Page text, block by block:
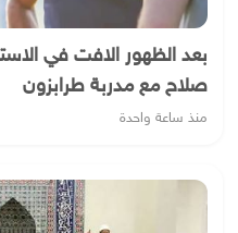
بعد الظهور الافت في
صلاح مع مدربة طرابزون
منذ ساعة واحدة